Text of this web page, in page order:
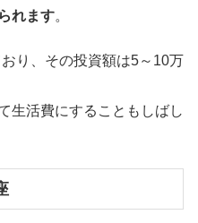
れます。
り、その投資額は5～10万
生活費にすることもしばし